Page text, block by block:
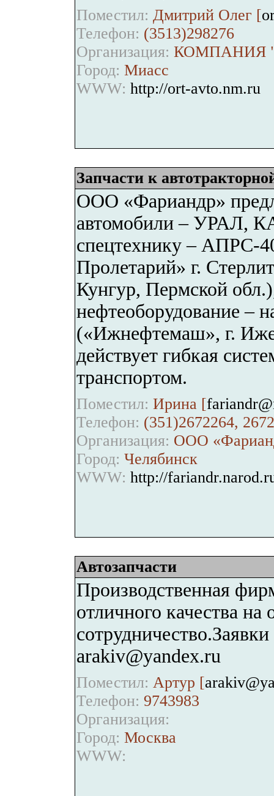
Поместил: Дмитрий Олег [
Телефон: (3513)298276
Организация: КОМПАНИЯ
Город: Миасс
WWW: http://ort-avto.nm.ru
Запчасти к
ООО «Фариандр»
автомобили – УРАЛ,
спецтехнику – АПРС-
Пролетарий» г.
Кунгур, Пермской
нефтеоборудование
(«Ижнефтемаш», г.
действует гибкая
транспортом.
Поместил: Ирина [
Телефон: (351)2672264,
Организация: ООО
Город: Челябинск
WWW: http://
Автозапчасти
Производственная
отличного качества
arakiv@yandex.ru
Поместил: Артур [
Телефон: 9743983
Организация:
Город: Москва
WWW: